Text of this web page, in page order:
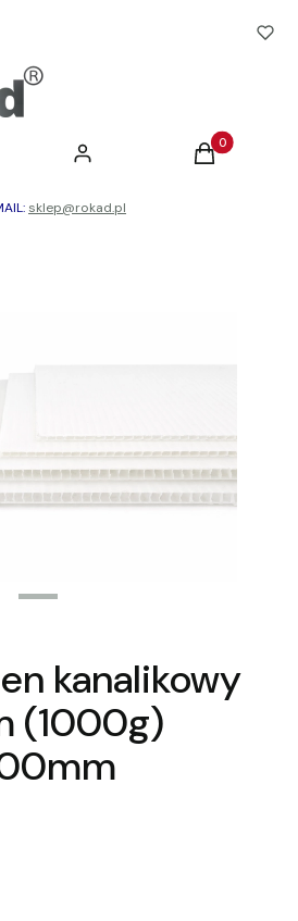
wyszukiwarkęZaloguj się Produkty w
Koszyk
sklep@rokad.pl
kanalikowy
(1000g)